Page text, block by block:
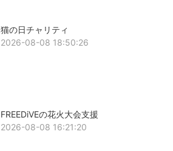
猫の日チャリティ
2026-08-08 18:50:26
FREEDiVEの花火大会支援
2026-08-08 16:21:20